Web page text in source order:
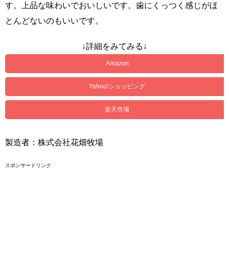
す。上品な味わいでおいしいです。歯にくっつく感じがほ
とんどないのもいいです。
↓詳細をみてみる↓
Amazon
Yahoo!ショッピング
楽天市場
製造者：株式会社花畑牧場
スポンサードリンク